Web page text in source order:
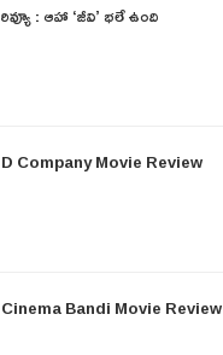
రివ్యూ : ఆహా ‘జీవి’ భలే ఉంది
D Company Movie Review
Cinema Bandi Movie Review